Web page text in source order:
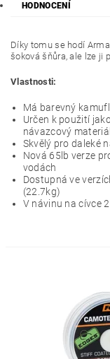
HODNOCENÍ
Díky tomu se hodí
šoková šňůra, ale lze ji
Vlastnosti:
Má barevný
Určen k použití
návazcový materiál
Skvělý pro daleké
Nová 65lb verze
vodách
Dostupná ve
(22.7kg)
V návinu na cívce